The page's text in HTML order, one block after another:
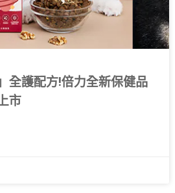
全護配方!倍力全新保健品
市